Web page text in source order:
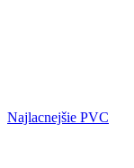
Najlacnejšie PVC